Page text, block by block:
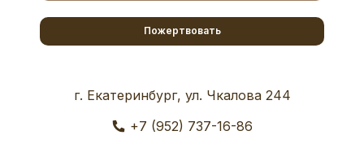
Пожертвовать
г. Екатеринбург, ул. Чкалова 244
+7 (952) 737-16-86